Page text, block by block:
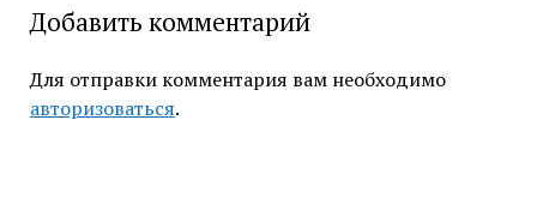
Добавить комментарий
Для отправки комментария вам необходимо
авторизоваться.